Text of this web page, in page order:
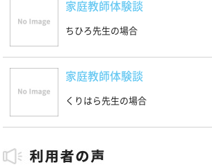
家庭教師体験談
ちひろ先生の場合
家庭教師体験談
くりはら先生の場合